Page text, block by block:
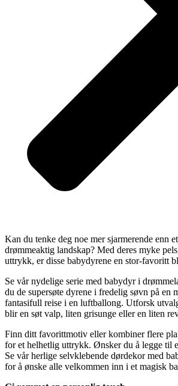
Kan du tenke deg noe mer sjarmerende enn
drømmeaktig landskap? Med deres myke
uttrykk, er disse babydyrene en stor-favoritt
Se vår nydelige serie med babydyr i
du de supersøte dyrene i fredelig søvn på en
fantasifull reise i en luftballong. Utforsk
blir en søt valp, liten grisunge eller en liten
Finn ditt favorittmotiv eller kombiner flere
for et helhetlig uttrykk. Ønsker du å legge til
Se vår herlige selvklebende dørdekor med
for å ønske alle velkommen inn i et magisk